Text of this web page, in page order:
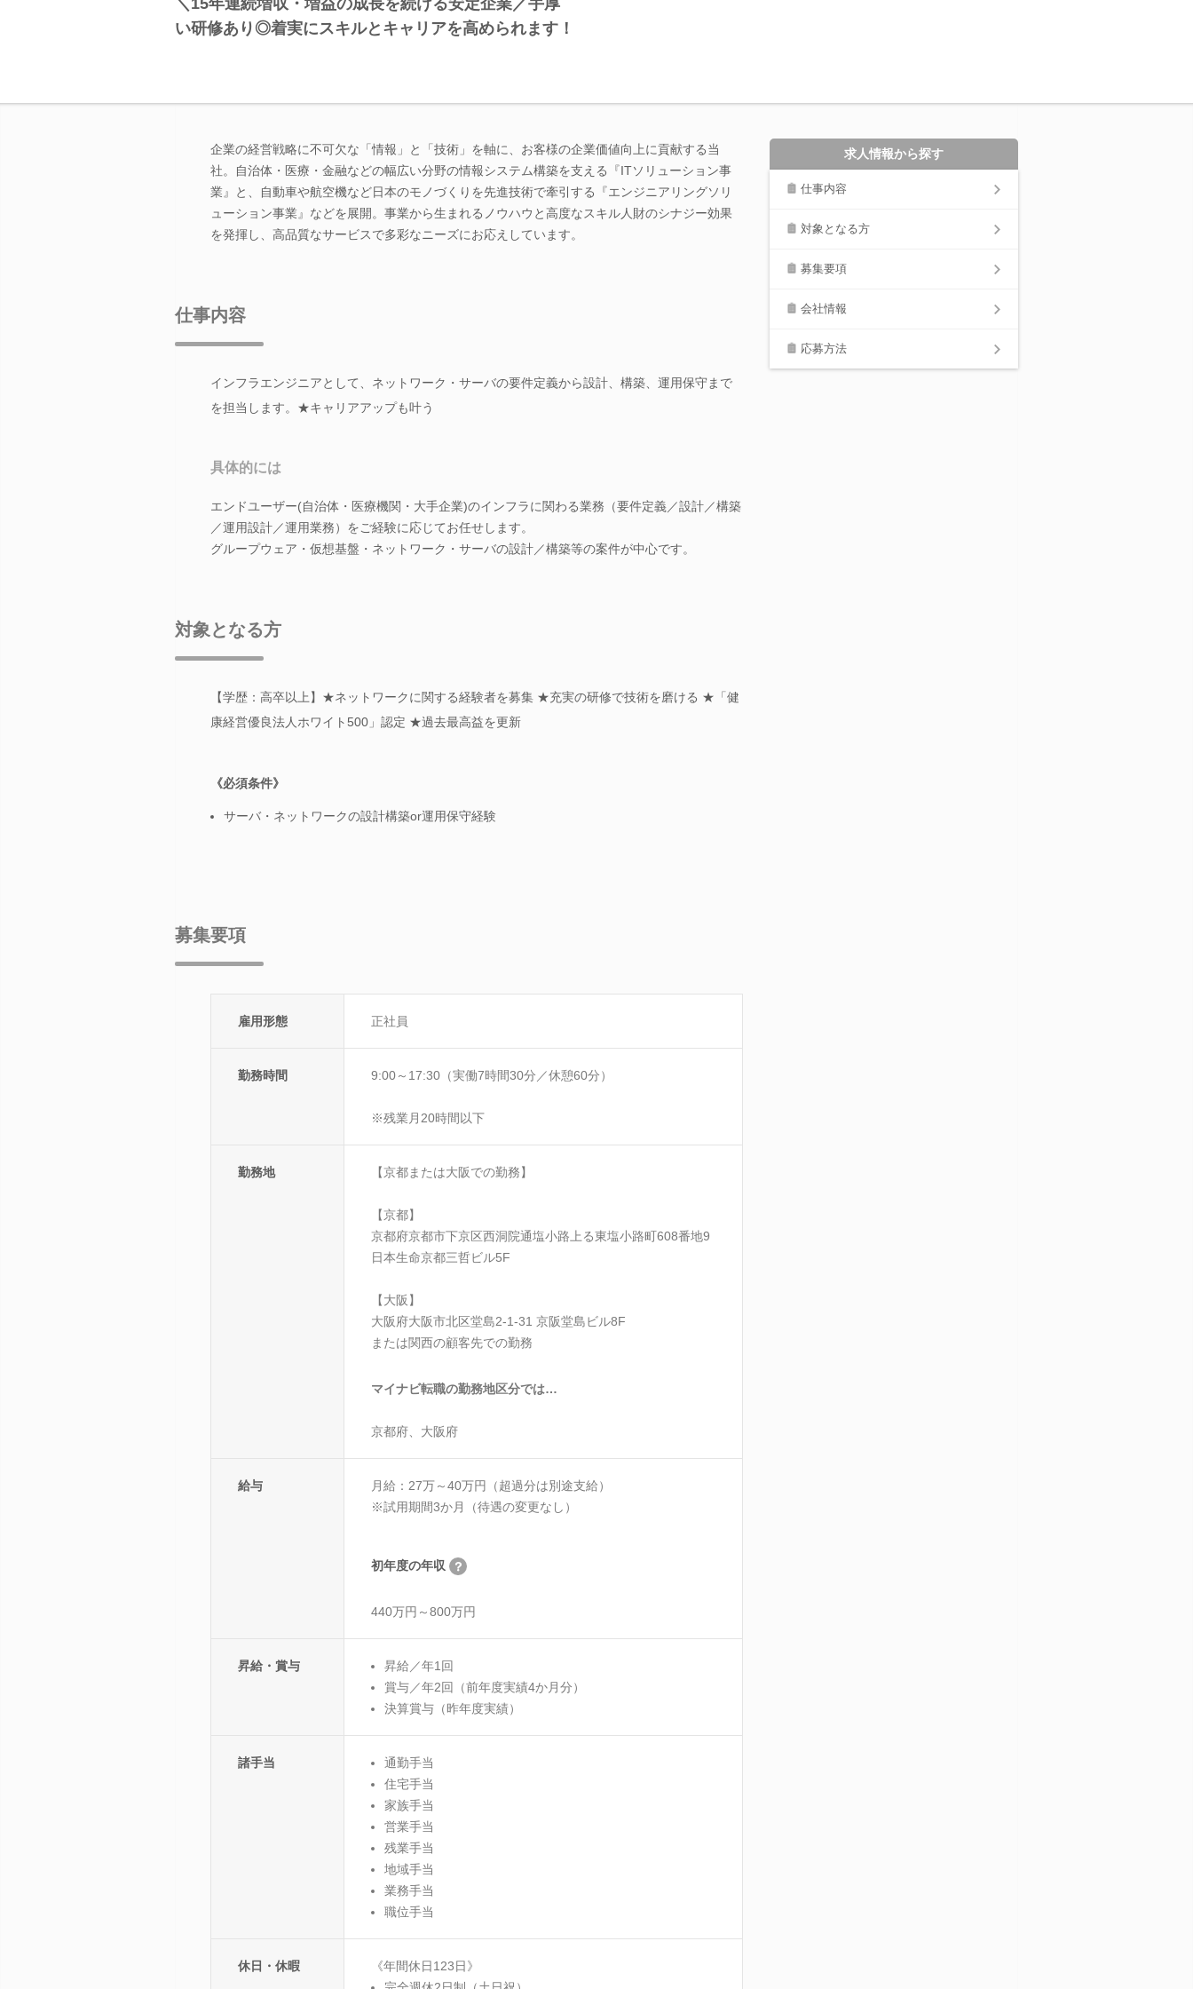
い研修あり◎着実にスキルとキャリアを高められます！
企業の経営戦略に不可欠な「情報」と「技術」を軸に、お客様の企業価値向上に貢献する当
社。自治体・医療・金融などの幅広い分野の情報システム構築を支える『ITソリューション事
業』と、自動車や航空機など日本のモノづくりを先進技術で牽引する『エンジニアリングソリ
ューション事業』などを展開。事業から生まれるノウハウと高度なスキル人財のシナジー効果
を発揮し、高品質なサービスで多彩なニーズにお応えしています。
仕事内容
インフラエンジニアとして、ネットワーク・サーバの要件定義から設計、構築、運用保守まで
を担当します。★キャリアアップも叶う
具体的には
エンドユーザー(自治体・医療機関・大手企業)のインフラに関わる業務（要件定義／設計／構築
／運用設計／運用業務）をご経験に応じてお任せします。
グループウェア・仮想基盤・ネットワーク・サーバの設計／構築等の案件が中心です。
対象となる方
【学歴：高卒以上】★ネットワークに関する経験者を募集 ★充実の研修で技術を磨ける ★「健
康経営優良法人ホワイト500」認定 ★過去最高益を更新
《必須条件》
サーバ・ネットワークの設計構築or運用保守経験
募集要項
雇用形態 正社員
勤務時間 9:00～17:30（実働7時間30分／休憩60分）
※残業月20時間以下
勤務地 【京都または大阪での勤務】
【京都】
京都府京都市下京区西洞院通塩小路上る東塩小路町608番地9
日本生命京都三哲ビル5F
【大阪】
大阪府大阪市北区堂島2-1-31 京阪堂島ビル8F
または関西の顧客先での勤務
マイナビ転職の勤務地区分では…
京都府、大阪府
給与
月給：27万～40万円（超過分は別途支給）
※試用期間3か月（待遇の変更なし）
初年度の年収
440万円～800万円
昇給・賞与
昇給／年1回
賞与／年2回（前年度実績4か月分）
決算賞与（昨年度実績）
諸手当
通勤手当
住宅手当
家族手当
営業手当
残業手当
地域手当
業務手当
職位手当
休日・休暇
《年間休日123日》
求人情報から探す
仕事内容
対象となる方
募集要項
会社情報
応募方法